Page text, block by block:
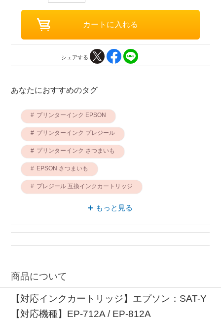
シェアする
あなたにおすすめのタグ
プリンターインク EPSON
プリンターインク プレジール
プリンターインク さつまいも
EPSON さつまいも
プレジール 互換インクカートリッジ
もっと見る
商品について
【対応インクカートリッジ】エプソン：SAT-Y
【対応機種】EP-712A / EP-812A